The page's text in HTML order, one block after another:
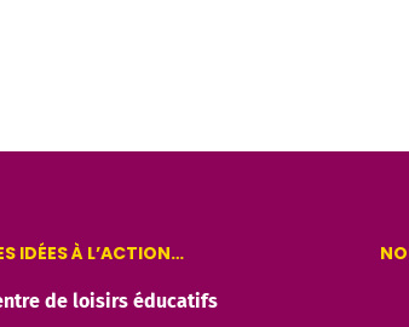
IDÉES À L’ACTION…
de loisirs éducatifs